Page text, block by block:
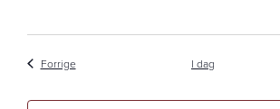
ForrigeBegivenheder I dag